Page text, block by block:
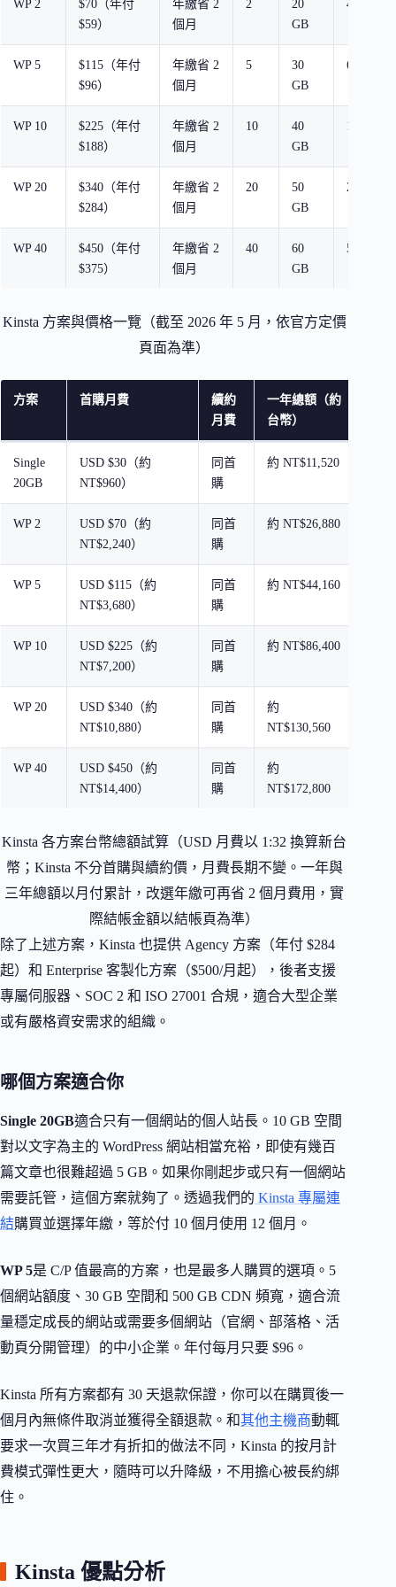
WP 2
$70（年付
$59）
年繳省 2
個月
2
20
GB
40 GB
WP 5
$115（年付
$96）
年繳省 2
個月
5
30
GB
65 GB
WP 10
$225（年付
$188）
年繳省 2
個月
10
40
GB
125 GB
WP 20
$340（年付
$284）
年繳省 2
個月
20
50
GB
250 GB
WP 40
$450（年付
$375）
年繳省 2
個月
40
60
GB
500 GB
Kinsta 方案與價格一覽（截至 2026 年 5 月，依官方定價
頁面為準）
方案 首購月費
續約
月費
一年總額（約
台幣）
Single
20GB
USD $30（約
NT$960）
同首
購
約 NT$11,520
WP 2
USD $70（約
NT$2,240）
同首
購
約 NT$26,880
WP 5
USD $115（約
NT$3,680）
同首
購
約 NT$44,160
WP 10
USD $225（約
NT$7,200）
同首
購
約 NT$86,400
WP 20
USD $340（約
NT$10,880）
同首
購
約
NT$130,560
WP 40
USD $450（約
NT$14,400）
同首
購
約
NT$172,800
Kinsta 各方案台幣總額試算（USD 月費以 1:32 換算新台
幣；Kinsta 不分首購與續約價，月費長期不變。一年與
三年總額以月付累計，改選年繳可再省 2 個月費用，實
際結帳金額以結帳頁為準）
除了上述方案，Kinsta 也提供 Agency 方案（年付 $284
起）和 Enterprise 客製化方案（$500/月起），後者支援
專屬伺服器、SOC 2 和 ISO 27001 合規，適合大型企業
或有嚴格資安需求的組織。
哪個方案適合你
Single 20GB適合只有一個網站的個人站長。10 GB 空間
對以文字為主的 WordPress 網站相當充裕，即使有幾百
篇文章也很難超過 5 GB。如果你剛起步或只有一個網站
需要託管，這個方案就夠了。透過我們的 Kinsta 專屬連
結購買並選擇年繳，等於付 10 個月使用 12 個月。
WP 5是 C/P 值最高的方案，也是最多人購買的選項。5
個網站額度、30 GB 空間和 500 GB CDN 頻寬，適合流
量穩定成長的網站或需要多個網站（官網、部落格、活
動頁分開管理）的中小企業。年付每月只要 $96。
Kinsta 所有方案都有 30 天退款保證，你可以在購買後一
個月內無條件取消並獲得全額退款。和其他主機商動輒
要求一次買三年才有折扣的做法不同，Kinsta 的按月計
費模式彈性更大，隨時可以升降級，不用擔心被長約綁
住。
Kinsta 優點分析